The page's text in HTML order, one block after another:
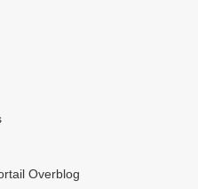
Overblog